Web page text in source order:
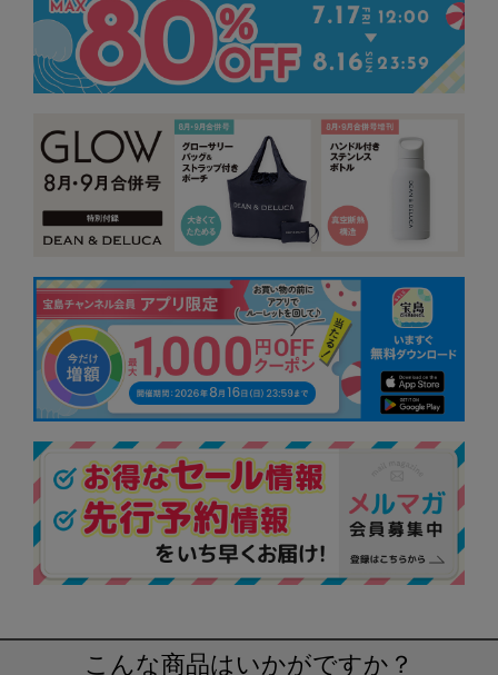
こんな商品はいかがですか？